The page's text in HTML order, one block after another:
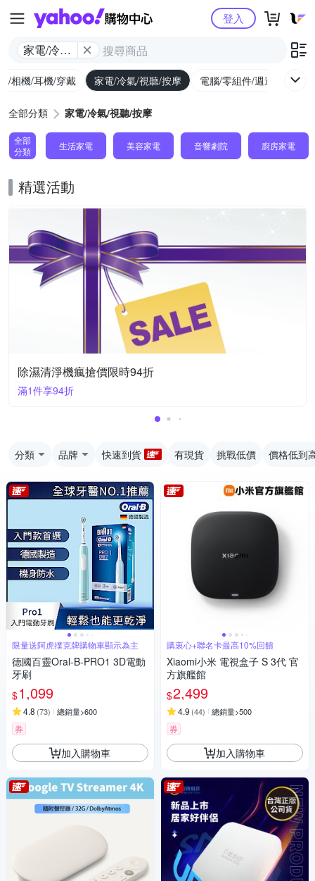
Yahoo購物中心
家電/冷氣/
登入
/相機/耳機/穿戴 家電/冷氣/視聽/按摩 電腦/零組件/週邊/遊戲
全部分類 家電/冷氣/視聽/按摩
全部
分類
生活家電 美容家電 音響劇院 廚房家電
精選活動
除濕清淨機瘋搶價限時94折
滿1件享94折
分類 品牌 快速到貨 有現貨 挑戰低價 價格低到
限量送阿虎撲克牌購物車顯示為主
德國百靈Oral-B-PRO1 3D電動
牙刷
$1,099
4.8 (73) 總銷量>600
券
加入購物車
購衷心+聯名卡最高10%回饋
Xiaomi小米 電視盒子 S 3代 官
方旗艦館
$2,499
4.9 (44) 總銷量>500
券
加入購物車